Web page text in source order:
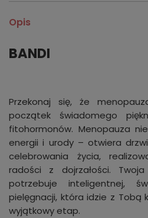
Opis
BANDI
Przekonaj się, że
początek świadomego
fitohormonów. Menopauza
energii i urody – otwiera
celebrowania życia,
radości z dojrzałości.
potrzebuje inteligentnej,
pielęgnacji, która idzie z Tobą
wyjątkowy etap.